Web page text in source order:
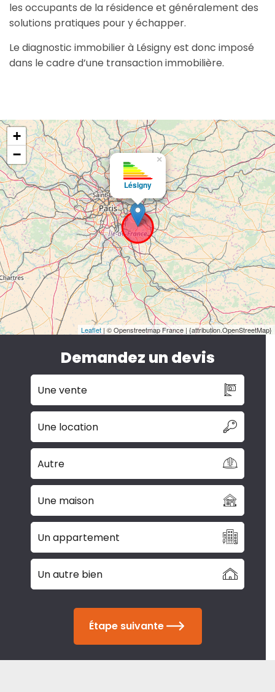
les occupants de la résidence et généralement des
solutions pratiques pour y échapper.
Le diagnostic immobilier à Lésigny est donc imposé
dans le cadre d’une transaction immobilière.
Lésigny
×
+
−
Leaflet| © Openstreetmap France | {attribution.OpenStreetMap}
Demandez un devis
Une vente
Une location
Autre
Une maison
Un appartement
Un autre bien
Étape suivante